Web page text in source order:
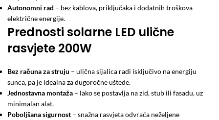
Autonomni rad – bez kablova, priključaka i dodatnih troškova
električne energije.
Prednosti solarne LED ulične
rasvjete 200W
Bez računa za struju – ulična sijalica radi isključivo na energiju
sunca, pa je idealna za dugoročne uštede.
Jednostavna montaža – lako se postavlja na zid, stub ili fasadu, uz
minimalan alat.
Poboljšana sigurnost – snažna rasvjeta odvraća neželjene